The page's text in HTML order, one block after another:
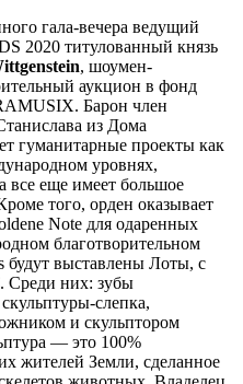
гала-вечера ведущий
2020 титулованный князь
, шоумен-
аукцион в фонд
Барон член
из Дома
гуманитарные проекты как
уровнях,
все еще имеет большое
того, орден оказывает
Note для одаренных
благотворительном
будут выставлены Лоты, с
Среди них: зубы
слепка,
и скульптором
— это 100%
жителей Земли, сделанное